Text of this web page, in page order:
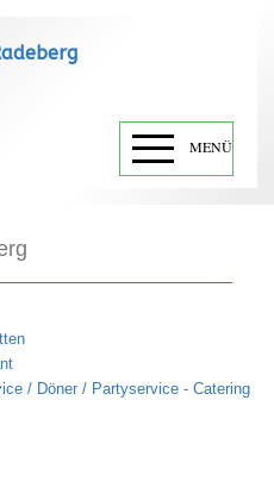
MENÜ
/ Döner / Partyservice - Catering